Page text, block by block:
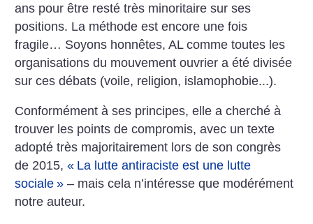
ans pour être resté très minoritaire sur ses
positions. La méthode est encore une fois
fragile… Soyons honnêtes, AL comme toutes les
organisations du mouvement ouvrier a été divisée
sur ces débats (voile, religion, islamophobie...).
Conformément à ses principes, elle a cherché à
trouver les points de compromis, avec un texte
adopté très majoritairement lors de son congrès
de 2015,« La lutte antiraciste est une lutte
sociale » – mais cela n’intéresse que modérément
notre auteur.